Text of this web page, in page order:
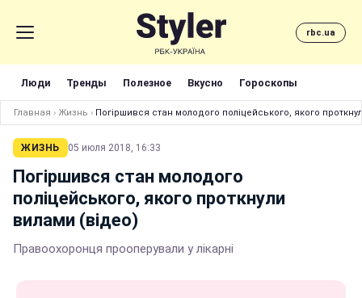
rbc.ua
Люди Тренды Полезное Вкусно Гороскопы
Главная › Жизнь › Погіршився стан молодого поліцейського, якого
ЖИЗНЬ 05 июля 2018, 16:33
Погіршився стан молодого
поліцейського, якого проткнули
вилами (відео)
Правоохоронця прооперували у лікарні